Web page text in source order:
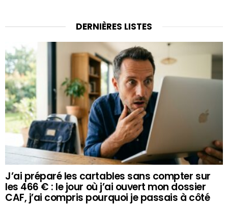
DERNIÈRES LISTES
J’ai préparé les cartables sans compter sur
les 466 € : le jour où j’ai ouvert mon dossier
CAF, j’ai compris pourquoi je passais à côté